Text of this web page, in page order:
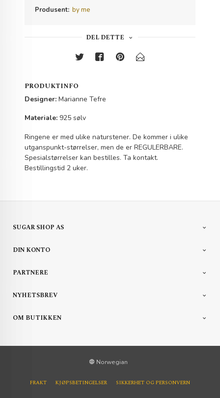
Produsent: by me
DEL DETTE
PRODUKTINFO
Designer: Marianne Tefre
Materiale: 925 sølv
Ringene er med ulike naturstener. De kommer i ulike
utganspunkt-størrelser, men de er REGULERBARE.
Spesialstørrelser kan bestilles. Ta kontakt.
Bestillingstid 2 uker.
SUGAR SHOP AS
DIN KONTO
PARTNERE
NYHETSBREV
OM BUTIKKEN
Norwegian
FRAKT KJØPSBETINGELSER SIKKERHET OG PERSONVERN